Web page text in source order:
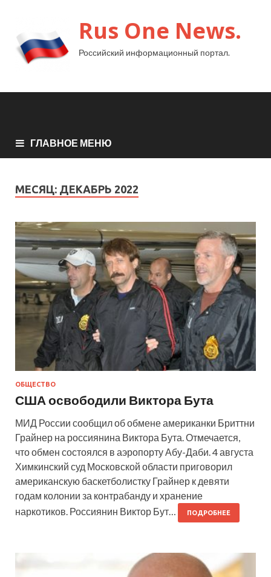
Rus One News.
Российский информационный портал.
ГЛАВНОЕ МЕНЮ
МЕСЯЦ: ДЕКАБРЬ 2022
ОБЩЕСТВО
США освободили Виктора Бута
МИД России сообщил об обмене американки Бриттни
Грайнер на россиянина Виктора Бута. Отмечается,
что обмен состоялся в аэропорту Абу-Даби. 4 августа
Химкинский суд Московской области приговорил
американскую баскетболистку Грайнер к девяти
годам колонии за контрабанду и хранение
наркотиков. Россиянин Виктор Бут…
ПОДРОБНЕЕ